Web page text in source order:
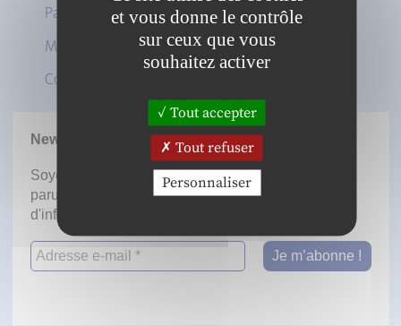
Panier
Mon compte
Contact
Twitter
LinkedIn
Newsletter
Soyez informé dès la mise en ligne des prochaines
parutions en vous inscrivant à notre lettre
d'information.
et vous donne le contrôle
sur ceux que vous
souhaitez activer
Tout accepter
Tout refuser
Personnaliser